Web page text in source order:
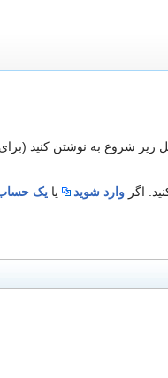
زیر شروع به نوشتن کنید
اگر وارد شوید یا یک حساب